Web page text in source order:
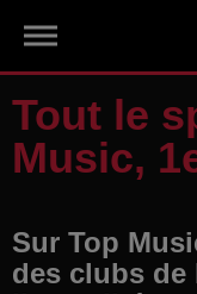
Tout le
Music,
Sur Top
des clubs